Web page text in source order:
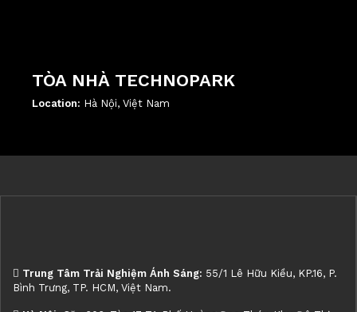
TÒA NHÀ TECHNOPARK
Location: Hà Nội, Việt Nam
Trung Tâm Trải Nghiệm Ánh Sáng: 55/1 Lê Hữu Kiều, KP.16, P.
Bình Trưng, TP. HCM, Việt Nam.